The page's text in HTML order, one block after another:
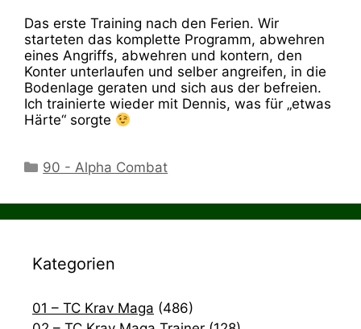
Das erste Training nach den Ferien. Wir
starteten das komplette Programm, abwehren
eines Angriffs, abwehren und kontern, den
Konter unterlaufen und selber angreifen, in die
Bodenlage geraten und sich aus der befreien.
Ich trainierte wieder mit Dennis, was für „etwas
Härte“ sorgte
Kategorien
90 - Alpha Combat
Kategorien
01 – TC Krav Maga (486)